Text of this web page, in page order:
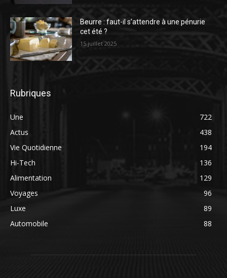
Beurre : faut-il s’attendre à une pénurie
cet été ?
15 juillet 2025
Rubriques
Une
722
Actus
438
Vie Quotidienne
194
Hi-Tech
136
Alimentation
129
Voyages
96
Luxe
89
Automobile
88